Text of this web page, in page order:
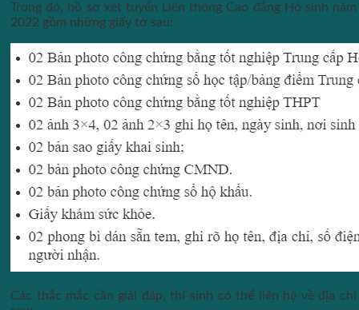
Trong đó, hồ sơ xét tuyển Liên thông Cao đẳng Hộ sinh năm
2022 gồm những giấy tờ sau:
Các thắc mắc cần giải đáp, thí sinh có thể liên hệ về địa chỉ